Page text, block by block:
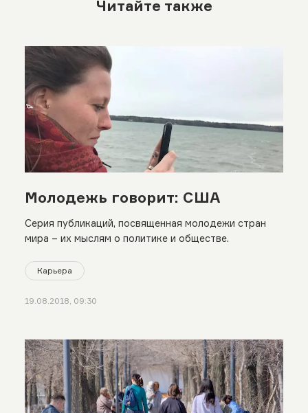
Читайте также
Молодежь говорит: США
Серия публикаций, посвященная молодежи стран
мира – их мыслям о политике и обществе.
Карьера
19.08.2018, 09:30